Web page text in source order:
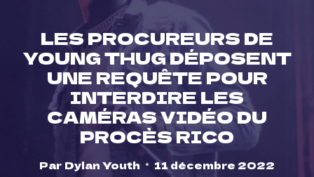
LES PROCUREURS DE
YOUNG THUG DÉPOSENT
UNE REQUÊTE POUR
INTERDIRE LES
CAMÉRAS VIDÉO DU
PROCÈS RICO
Par Dylan Youth 11 décembre 2022